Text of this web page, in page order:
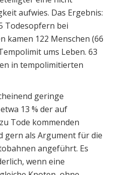
aufwies. Das Ergebnis:
Todesopfern bei
kamen 122 Menschen (66
ums Leben. 63
in tempolimitierten
geringe
13 % der auf
Tode kommenden
gern als Argument für die
angeführt. Es
wenn eine